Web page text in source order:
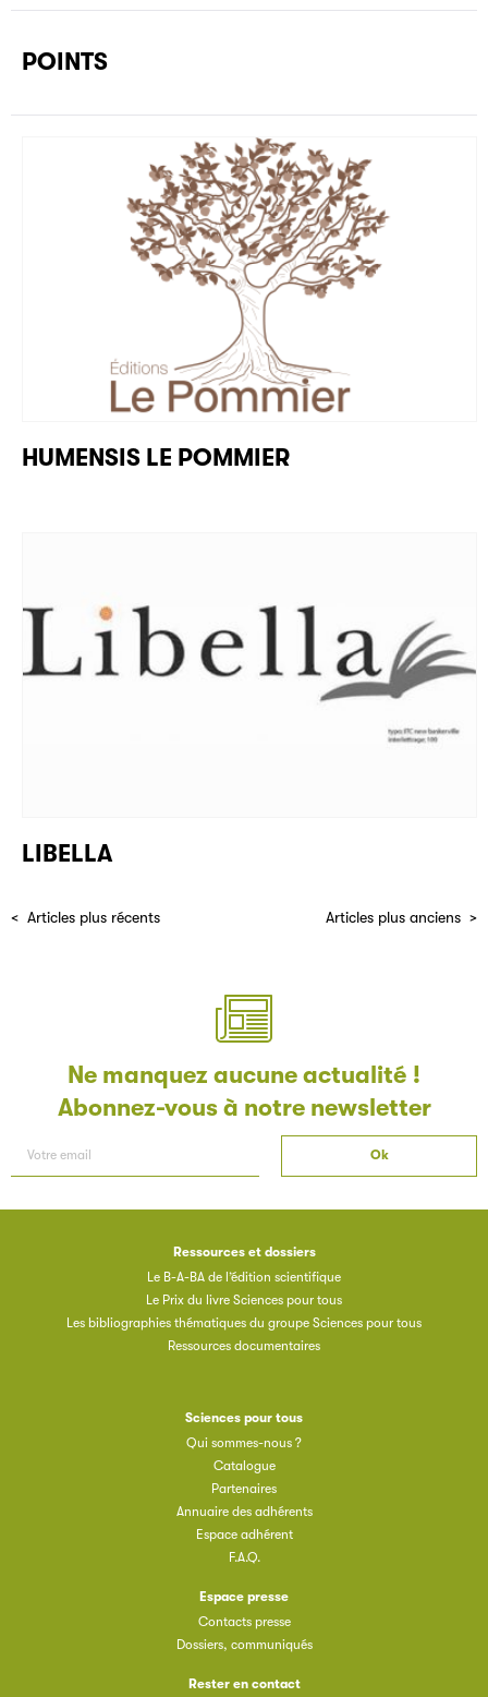
POINTS
HUMENSIS LE POMMIER
LIBELLA
Articles plus anciens
Articles plus récents
Ne manquez aucune actualité !
Abonnez-vous à notre newsletter
Ressources et dossiers
Le B-A-BA de l’édition scientifique
Le Prix du livre Sciences pour tous
Les bibliographies thématiques du groupe Sciences pour tous
Ressources documentaires
Sciences pour tous
Qui sommes-nous ?
Catalogue
Partenaires
Annuaire des adhérents
Espace adhérent
F.A.Q.
Espace presse
Contacts presse
Dossiers, communiqués
Rester en contact